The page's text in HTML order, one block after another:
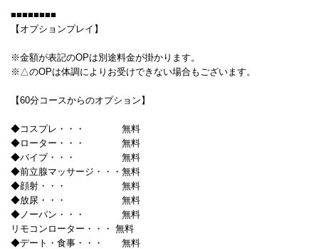
■■■■■■■■
【オプションプレイ】
※金額が表記のOPは別途料金が掛かります。
※△のOPは体調によりお受けできない場合もございます。
【60分コースからのオプション】
◆コスプレ・・・ 無料
◆ローター・・・ 無料
◆バイブ・・・ 無料
◆前立腺マッサージ・・・無料
◆顔射・・・ 無料
◆放尿・・・ 無料
◆ノーパン・・・ 無料
リモコンローター・・・ 無料
◆デート・食事・・・ 無料